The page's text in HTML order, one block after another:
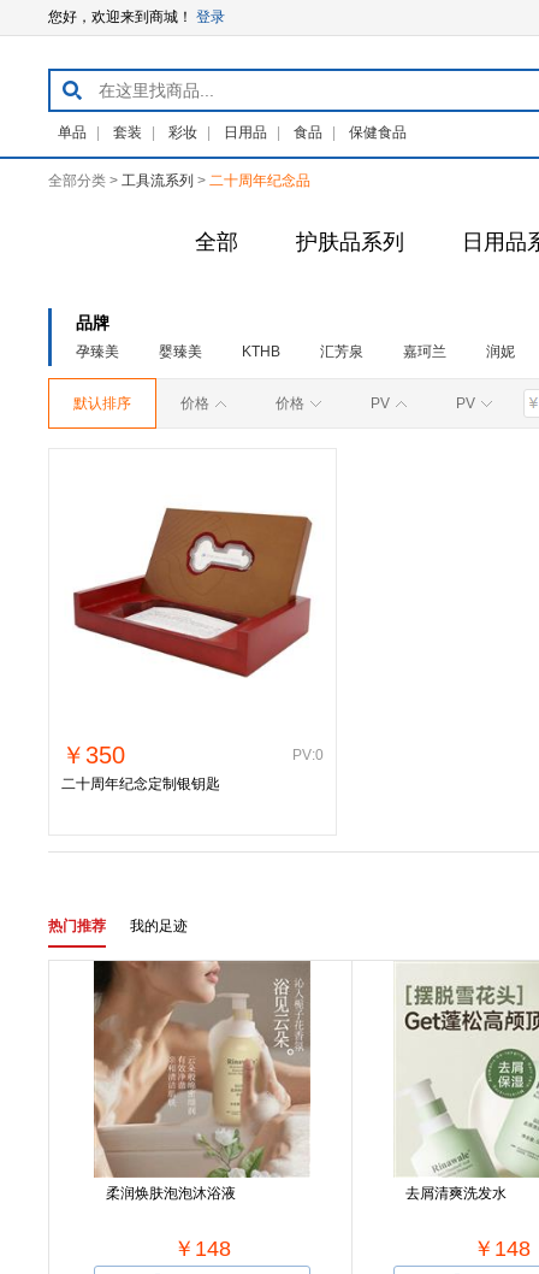
您好，欢迎来到商城！ 登录
单品 套装 彩妆 日用品 食品 保健食品
全部分类 > 工具流系列 > 二十周年纪念品
全部 护肤品系列 日用品
品牌
孕臻美 婴臻美 KTHB 汇芳泉 嘉珂兰 润妮
默认排序 价格 价格 PV PV
PV:0
￥350
二十周年纪念定制银钥匙
热门推荐 我的足迹
柔润焕肤泡泡沐浴液
￥148
去屑清爽洗发水
￥148